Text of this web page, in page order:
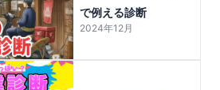
で例える診断
2024年12月